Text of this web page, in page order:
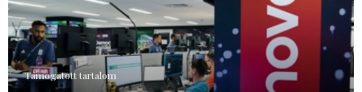
Támogatott tartalom